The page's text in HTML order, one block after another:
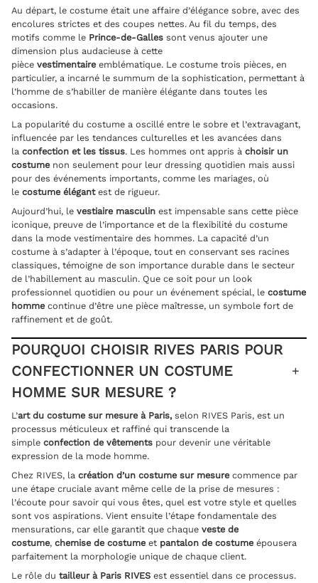
Au départ, le costume était une affaire d’élégance sobre, avec des
encolures strictes et des coupes nettes. Au fil du temps, des
motifs comme le Prince-de-Gallessont venus ajouter une
dimension plus audacieuse à cette
pièce vestimentaireemblématique. Le costume trois pièces, en
particulier, a incarné le summum de la sophistication, permettant à
l’homme de s’habiller de manière élégante dans toutes les
occasions.
La popularité du costume a oscillé entre le sobre et l’extravagant,
influencée par les tendances culturelles et les avancées dans
la confection et les tissus. Les hommes ont appris à choisir un
costume non seulement pour leur dressing quotidien mais aussi
pour des événements importants, comme les mariages, où
le costume élégant est de rigueur.
Aujourd’hui, le vestiaire masculinest impensable sans cette pièce
iconique, preuve de l’importance et de la flexibilité du costume
dans la mode vestimentaire des hommes. La capacité d’un
costume à s’adapter à l’époque, tout en conservant ses racines
classiques, témoigne de son importance durable dans le secteur
de l’habillement au masculin. Que ce soit pour un look
professionnel quotidien ou pour un événement spécial, lecostume
homme continue d’être une pièce maîtresse, un symbole fort de
raffinement et de goût.
POURQUOI CHOISIR RIVES PARIS POUR
CONFECTIONNER UN COSTUME
HOMME SUR MESURE ?
L’art du costume sur mesure à Paris,selon RIVES Paris, est un
processus méticuleux et raffiné qui transcende la
simple confection de vêtementspour devenir une véritable
expression de la mode homme.
Chez RIVES, la création d’un costume sur mesure commence par
une étape cruciale avant même celle de la prise de mesures :
l’écoute pour savoir qui vous êtes, quel est votre style et quelles
sont vos aspirations. Vient ensuite l’étape fondamentale des
mensurations, car elle garantit que chaque veste de
costume, chemise de costumeet pantalon de costume épousera
parfaitement la morphologie unique de chaque client.
Le rôle du tailleur à ParisRIVES est essentiel dans ce processus.